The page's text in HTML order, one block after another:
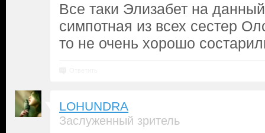
Все таки Элизабет на
симпотная из всех сестер
то не очень хорошо
LOHUNDRA
Заслуженный зритель